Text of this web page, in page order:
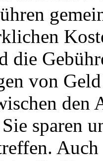
die
von
den
sparen